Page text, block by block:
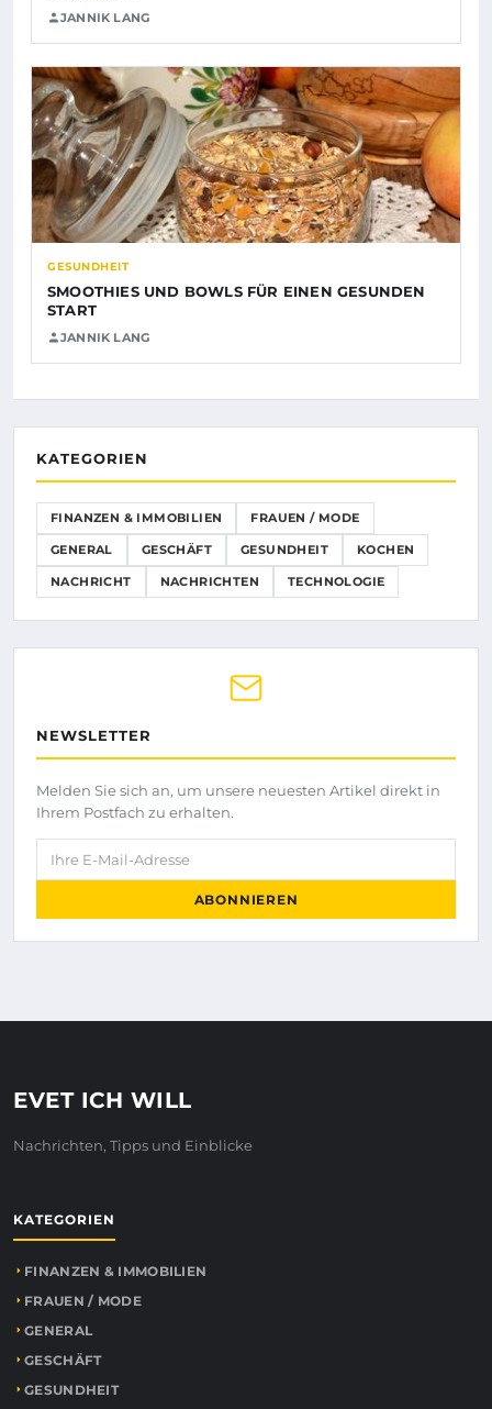
JANNIK LANG
GESUNDHEIT
SMOOTHIES UND BOWLS FÜR EINEN GESUNDEN
START
JANNIK LANG
KATEGORIEN
FINANZEN & IMMOBILIEN FRAUEN / MODE
GENERAL GESCHÄFT GESUNDHEIT KOCHEN
NACHRICHT NACHRICHTEN TECHNOLOGIE
NEWSLETTER
Melden Sie sich an, um unsere neuesten Artikel direkt in
Ihrem Postfach zu erhalten.
Ihre E-Mail-Adresse
ABONNIEREN
EVET ICH WILL
Nachrichten, Tipps und Einblicke
KATEGORIEN
FINANZEN & IMMOBILIEN
FRAUEN / MODE
GENERAL
GESCHÄFT
GESUNDHEIT